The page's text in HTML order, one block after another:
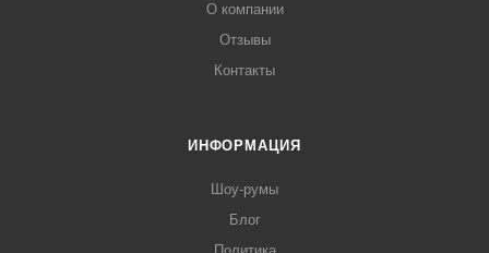
О компании
Отзывы
Контакты
ИНФОРМАЦИЯ
Шоу-румы
Блог